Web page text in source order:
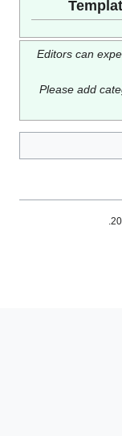
Editors can
Please add